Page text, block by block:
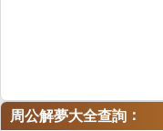
周公解夢大全查詢 ：